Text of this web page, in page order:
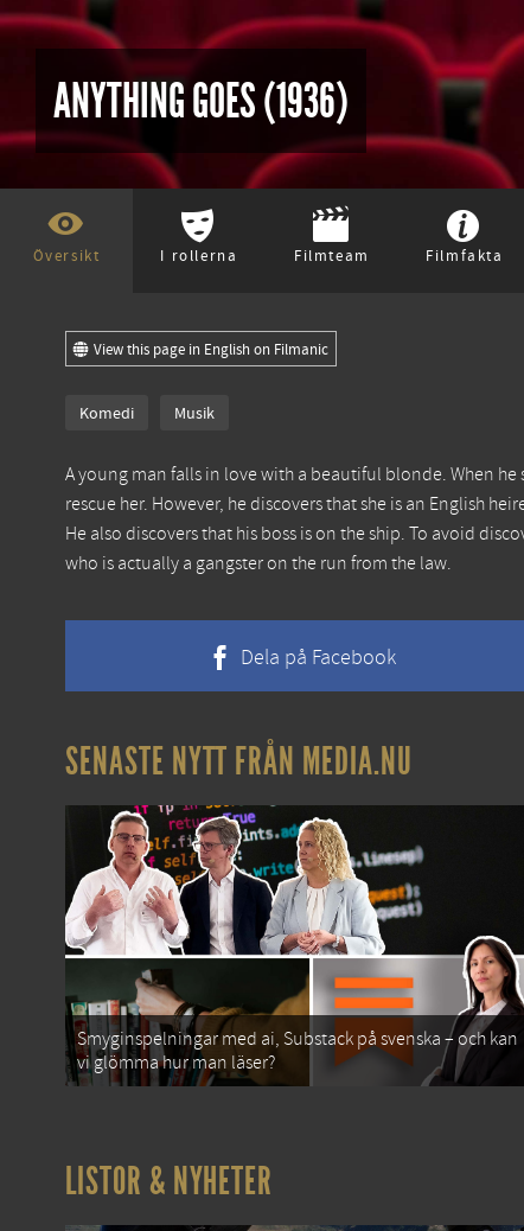
ANYTHING GOES (1936)
Översikt I rollerna Filmteam Filmfakta
View this page in English on Filmanic
Komedi Musik
A young man falls in love with a beautiful blonde. When
rescue her. However, he discovers that she is an English
He also discovers that his boss is on the ship. To avoid
who is actually a gangster on the run from the law.
Dela på Facebook
SENASTE NYTT FRÅN MEDIA.NU
Smyginspelningar med ai, Substack på svenska – och kan
vi glömma hur man läser?
LISTOR & NYHETER